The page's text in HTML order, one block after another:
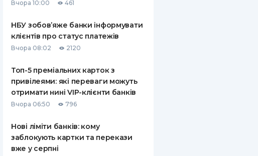
Вчора 10:00 461
НБУ зобов’яже банки інформувати
клієнтів про статус платежів
Вчора 08:02 2120
Топ-5 преміальних карток з
привілеями: які переваги можуть
отримати нині VIP-клієнти банків
Вчора 06:50 796
Нові ліміти банків: кому
заблокують картки та перекази
вже у серпні